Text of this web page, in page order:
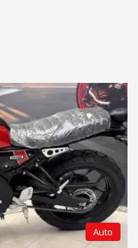
Auto